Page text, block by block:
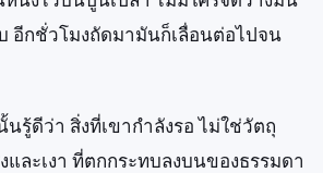
อีกชั่วโมงถัดมามันก็เลื่อนต่อไปจน
รู้ดีว่า สิ่งที่เขากำลังรอ ไม่ใช่วัตถุ
ละเงา ที่ตกกระทบลงบนของธรรมดา